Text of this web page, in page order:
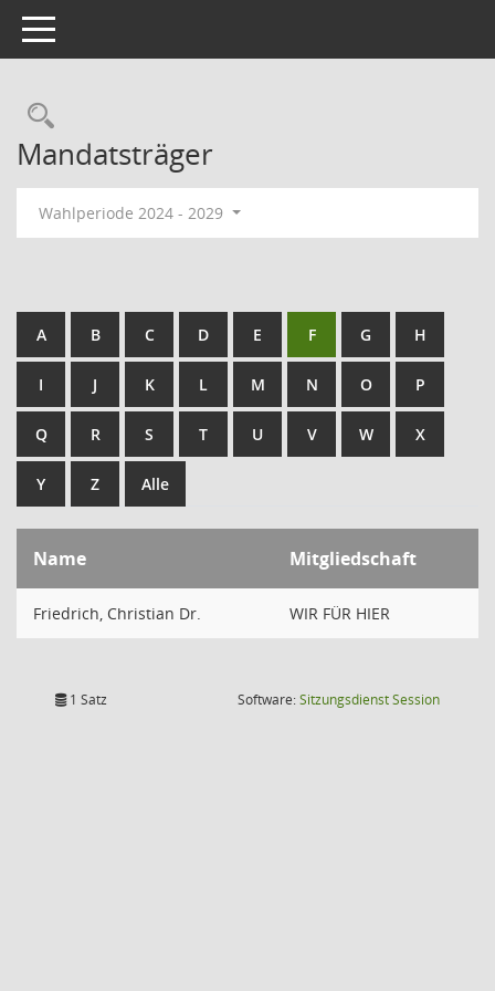
Toggle navigation
Mandatsträger
Wahlperiode 2024 - 2029
A B C D E F G H
I J K L M N O P
Q R S T U V W X
Y Z Alle
Name Mitgliedschaft
Friedrich, Christian Dr. WIR FÜR HIER
1 Satz Software:SitzungsdienstSession(Wird in